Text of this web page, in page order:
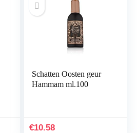
Schatten Oosten geur
Hammam ml.100
€10.58